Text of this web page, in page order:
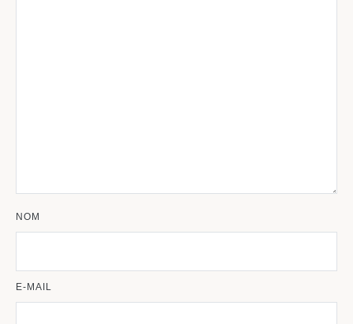
NOM
E-MAIL